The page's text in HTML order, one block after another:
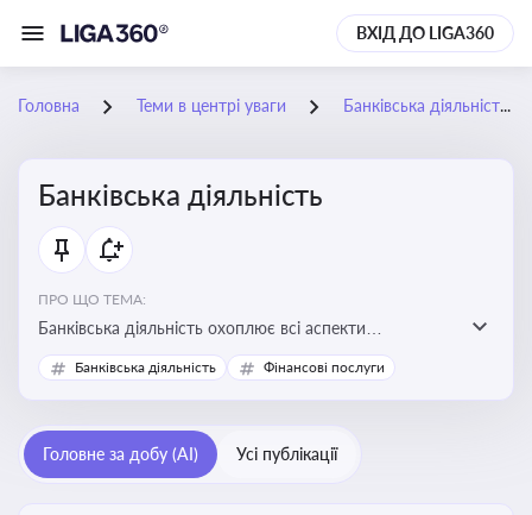
ВХІД ДО LIGA360
Головна Теми в центрі уваги Банківська діяльність
Банківська діяльність
ПРО ЩО ТЕМА:
Банківська діяльність охоплює всі аспекти
регулювання, нагляду та ліцензування банківських
установ
Банківська діяльність Фінансові послуги
Головне за добу (AI) Усі публікації